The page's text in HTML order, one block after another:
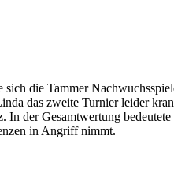
die Tammer
das zweite Turnier leider
der Gesamtwertung
in Angriff nimmt.